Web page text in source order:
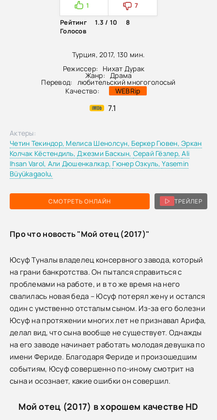
Турция, 2017, 130 мин.
Режиссер:
Нихат Дурак
Жанр: Драма
Перевод:
любительский многоголосый
Качество:
WEBRip
7.1
1
7
Рейтинг
1.3 / 10
8
Голосов
СМОТРЕТЬ ОНЛАЙН ТРЕЙЛЕР
Актеры:
Четин Текиндор, Мелиса Шенолсун, Беркер Гювен,Эркан
Колчак Кёстендиль,Джезми Баскын, Серай Гёзлер,Ali
Ihsan Varol, Али Дюшенкалкар, Гюнер Озкуль,Yasemin
Büyükagaolu,
Про что новость "Мой отец (2017)"
Юсуф Туналы владелец консервного завода, который
на грани банкротства. Он пытался справиться с
проблемами на работе, и в то же время на него
свалилась новая беда – Юсуф потерял жену и остался
один с умственно отсталым сыном. Из-за его болезни
Юсуф на протяжении многих лет не признавал Арифа,
делал вид, что сына вообще не существует. Однажды
на его заводе начинает работать молодая девушка по
имени Фериде. Благодаря Фериде и произошедшим
событиям, Юсуф совершенно по-иному смотрит на
сына и осознает, какие ошибки он совершил.
Мой отец (2017) в хорошем качестве HD